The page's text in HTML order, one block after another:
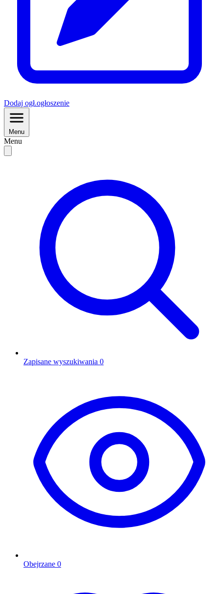
Dodaj ogł.ogłoszenie
Menu
Menu
Zapisane wyszukiwania 0
Obejrzane 0